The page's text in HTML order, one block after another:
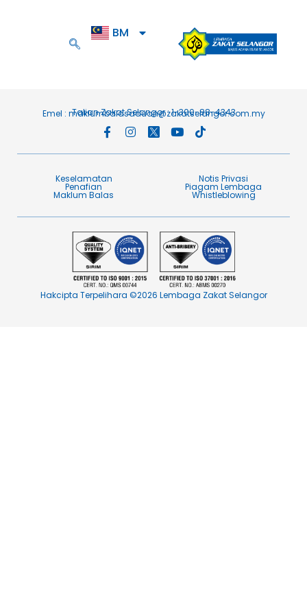
BM
EN
Talian Zakat Selangor : 1-300-88-4343
Emel : maklumbalasaduan@zakatselangor.com.my
Keselamatan Notis Privasi
Penafian​ Piagam Lembaga​
Maklum Balas​ Whistleblowing
Hakcipta Terpelihara ©2026 Lembaga Zakat Selangor